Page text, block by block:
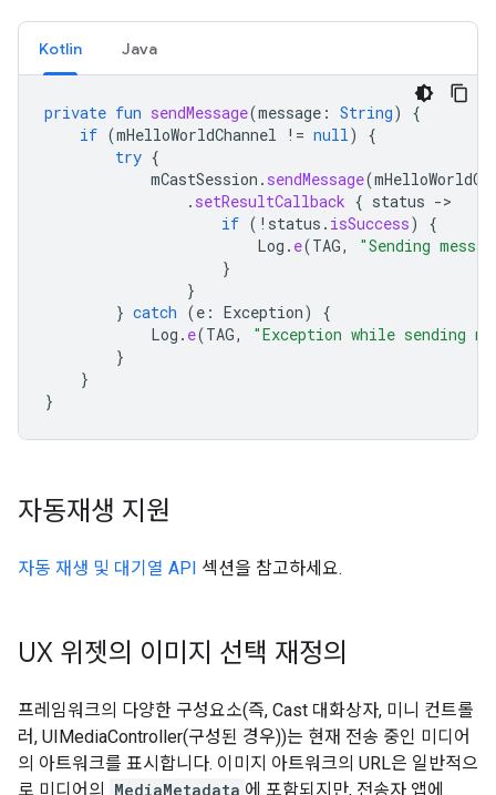
Kotlin Java
private fun sendMessage(message : String)
{
if (mHelloWorldChannel != null)
{
try {
mCastSession . sendMessage(
. setResultCallback { status -
if ( ! status . isSuccess)
{
Log . e(TAG,
"Sending
}
}
} catch (e : Exception)
{
Log . e(TAG,
"Exception while sending
}
}
}
자동재생 지원
자동 재생 및 대기열 API 섹션을 참고하세요.
UX 위젯의 이미지 선택 재정의
프레임워크의 다양한 구성요소(즉, Cast 대화상자, 미니 컨트롤
러, UIMediaController(구성된 경우))는 현재 전송 중인 미디어
의 아트워크를 표시합니다. 이미지 아트워크의 URL은 일반적으
로 미디어의
MediaMetadata 에 포함되지만, 전송자 앱에